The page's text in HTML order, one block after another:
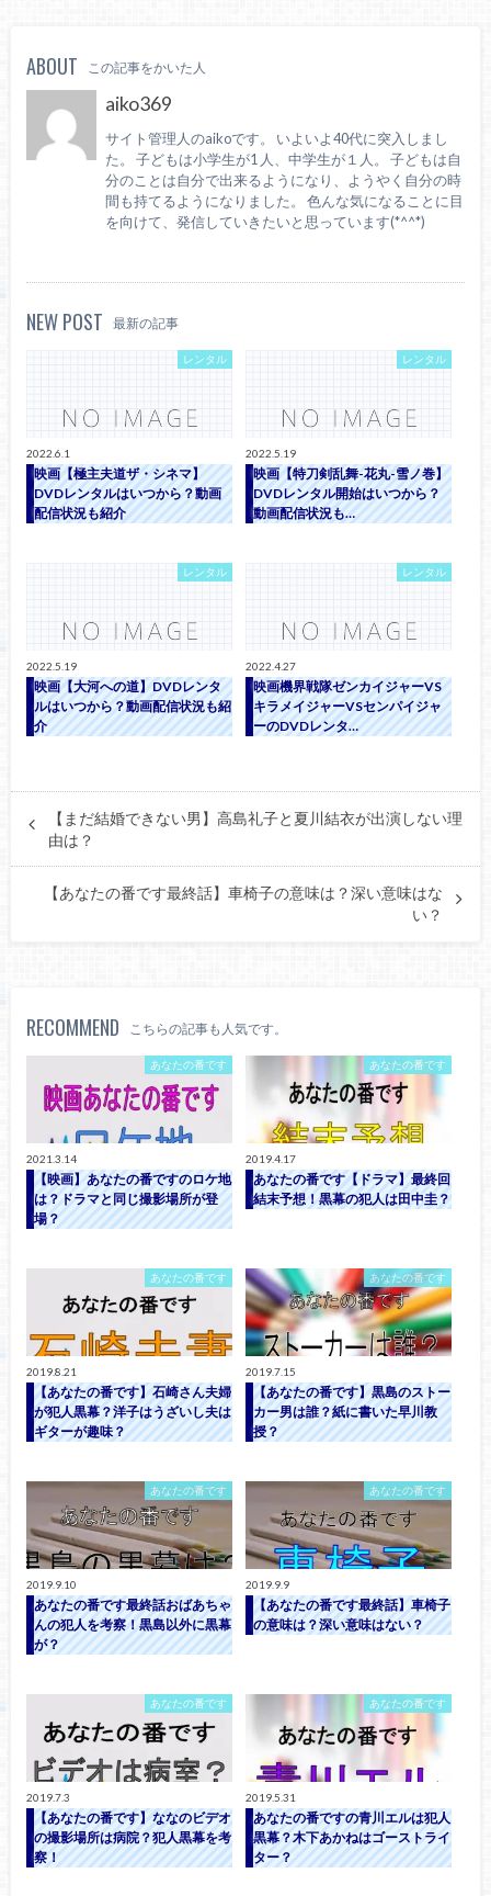
ABOUT この記事をかいた人
aiko369
サイト管理人のaikoです。 いよいよ40代に突入しまし
た。 子どもは小学生が1 人、中学生が１人。 子どもは自
分のことは自分で出来るようになり、ようやく自分の時
間も持てるようになりました。 色んな気になることに目
を向けて、発信していきたいと思っています(*^^*)
NEW POST 最新の記事
レンタル
2022.6.1
映画【極主夫道ザ・シネマ】
DVDレンタルはいつから？動画
配信状況も紹介
レンタル
2022.5.19
映画【特刀剣乱舞-花丸-雪ノ巻】
DVDレンタル開始はいつから？
動画配信状況も…
レンタル
2022.5.19
映画【大河への道】DVDレンタ
ルはいつから？動画配信状況も紹
介
レンタル
2022.4.27
映画機界戦隊ゼンカイジャーVS
キラメイジャーVSセンパイジャ
ーのDVDレンタ…
【まだ結婚できない男】高島礼子と夏川結衣が出演しない理
由は？
【あなたの番です最終話】車椅子の意味は？深い意味はな
い？
RECOMMEND こちらの記事も人気です。
あなたの番です
2021.3.14
【映画】あなたの番ですのロケ地
は？ドラマと同じ撮影場所が登
場？
あなたの番です
2019.4.17
あなたの番です【ドラマ】最終回
結末予想！黒幕の犯人は田中圭？
あなたの番です
2019.8.21
【あなたの番です】石崎さん夫婦
が犯人黒幕？洋子はうざいし夫は
ギターが趣味？
あなたの番です
2019.7.15
【あなたの番です】黒島のストー
カー男は誰？紙に書いた早川教
授？
あなたの番です
2019.9.10
あなたの番です最終話おばあちゃ
んの犯人を考察！黒島以外に黒幕
が？
あなたの番です
2019.9.9
【あなたの番です最終話】車椅子
の意味は？深い意味はない？
あなたの番です
2019.7.3
【あなたの番です】ななのビデオ
の撮影場所は病院？犯人黒幕を考
察！
あなたの番です
2019.5.31
あなたの番ですの青川エルは犯人
黒幕？木下あかねはゴーストライ
ター？